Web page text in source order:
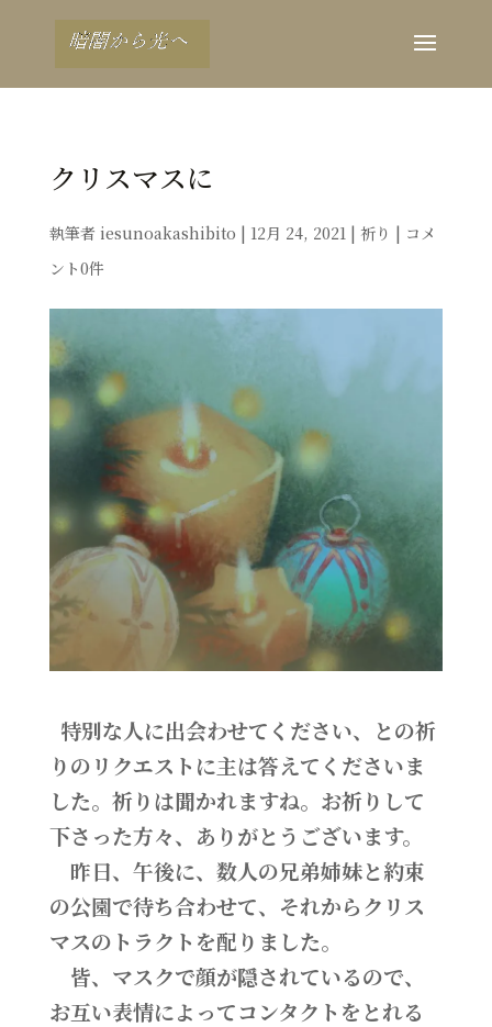
クリスマスに
執筆者 iesunoakashibito | 12月 24, 2021| 祈り | コメ
ント0件
特別な人に出会わせてください、との祈
りのリクエストに主は答えてくださいま
した。祈りは聞かれますね。お祈りして
下さった方々、ありがとうございます。
昨日、午後に、数人の兄弟姉妹と約束
の公園で待ち合わせて、それからクリス
マスのトラクトを配りました。
皆、マスクで顔が隠されているので、
お互い表情によってコンタクトをとれる